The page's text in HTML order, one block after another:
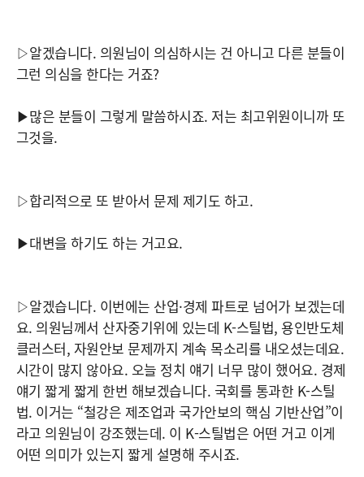
▷알겠습니다. 의원님이 의심하시는 건 아니고 다른 분들이
그런 의심을 한다는 거죠?
▶많은 분들이 그렇게 말씀하시죠. 저는 최고위원이니까 또
그것을.
▷합리적으로 또 받아서 문제 제기도 하고.
▶대변을 하기도 하는 거고요.
▷알겠습니다. 이번에는 산업·경제 파트로 넘어가 보겠는데
요. 의원님께서 산자중기위에 있는데 K-스틸법, 용인반도체
클러스터, 자원안보 문제까지 계속 목소리를 내오셨는데요.
시간이 많지 않아요. 오늘 정치 얘기 너무 많이 했어요. 경제
얘기 짧게 짧게 한번 해보겠습니다. 국회를 통과한 K-스틸
법. 이거는 “철강은 제조업과 국가안보의 핵심 기반산업”이
라고 의원님이 강조했는데. 이 K-스틸법은 어떤 거고 이게
어떤 의미가 있는지 짧게 설명해 주시죠.